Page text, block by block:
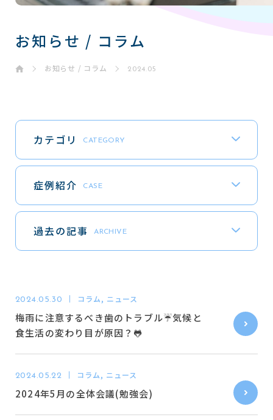
WEB診療予約
8:00 - 18:30
※ 診療の受付は18:00までに完了してください
お知らせ / コラム
お知らせ / コラム 2024.05
カテゴリ CATEGORY
症例紹介 CASE
過去の記事 ARCHIVE
2024.05.30 コラム, ニュース
梅雨に注意するべき歯のトラブル☔気候と
食生活の変わり目が原因？🐸
2024.05.22 コラム, ニュース
2024年5月の全体会議(勉強会)